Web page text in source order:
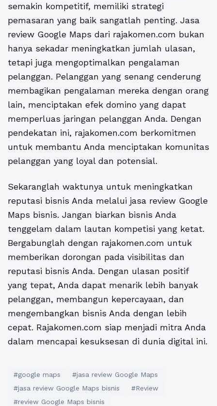
semakin kompetitif, memiliki strategi
pemasaran yang baik sangatlah penting. Jasa
review Google Maps dari rajakomen.com bukan
hanya sekadar meningkatkan jumlah ulasan,
tetapi juga mengoptimalkan pengalaman
pelanggan. Pelanggan yang senang cenderung
membagikan pengalaman mereka dengan orang
lain, menciptakan efek domino yang dapat
memperluas jaringan pelanggan Anda. Dengan
pendekatan ini, rajakomen.com berkomitmen
untuk membantu Anda menciptakan komunitas
pelanggan yang loyal dan potensial.
Sekaranglah waktunya untuk meningkatkan
reputasi bisnis Anda melalui jasa review Google
Maps bisnis. Jangan biarkan bisnis Anda
tenggelam dalam lautan kompetisi yang ketat.
Bergabunglah dengan rajakomen.com untuk
memberikan dorongan pada visibilitas dan
reputasi bisnis Anda. Dengan ulasan positif
yang tepat, Anda dapat menarik lebih banyak
pelanggan, membangun kepercayaan, dan
mengembangkan bisnis Anda dengan lebih
cepat. Rajakomen.com siap menjadi mitra Anda
dalam mencapai kesuksesan di dunia digital ini.
#google maps
#jasa review Google Maps
#jasa review Google Maps bisnis
#Review
#review Google Maps bisnis